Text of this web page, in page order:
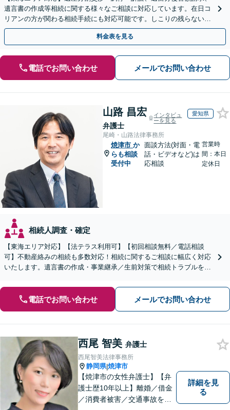
遺言書の作成等相続に関する様々なご相談に対応しています。在日コ
リアンの方が関わる相続手続にも対応可能です。しこりの残らない解
決を特に意識しています。
料金表を見る
電話でお問い合わせ メールでお問い合わせ
山路 昌宏
弁護士
インタビュ
ーを見る
愛知県
尾崎・山路法律事務所
焼津市 か
らも相談
受付中
面談方法(対面・電
話・ビデオなど)は
応相談
営業時
間：本日
定休日
相続人調査・確定
【東海エリア対応】【法テラス利用可】【初回相談無料／電話相談
可】不動産絡みの相続も多数対応！相続に関するご相談に幅広く対応
いたします。遺言書の作成・事業継承／生前対策で相続トラブルを回
電話でお問い合わせ メールでお問い合わせ
西尾 智美 弁護士
西尾智美法律事務所
静岡県|焼津市
【焼津市の女性弁護士】【弁
護士歴10年以上】離婚／借金
／消費者被害／交通事故を中
詳細を見
る